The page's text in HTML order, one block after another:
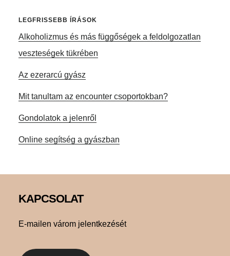
LEGFRISSEBB ÍRÁSOK
Alkoholizmus és más függőségek a feldolgozatlan
veszteségek tükrében
Az ezerarcú gyász
Mit tanultam az encounter csoportokban?
Gondolatok a jelenről
Online segítség a gyászban
KAPCSOLAT
E-mailen várom jelentkezését